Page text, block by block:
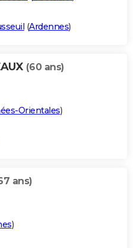
(Ardennes)
(60 ans)
Orientales)
ans)
)